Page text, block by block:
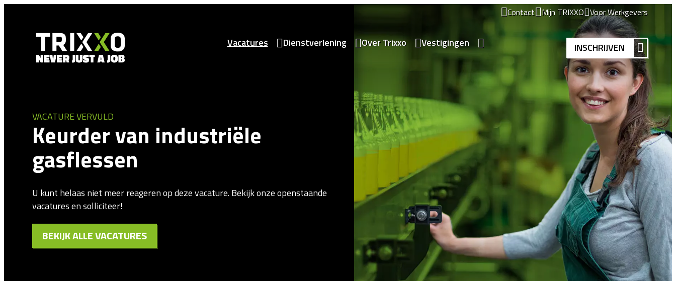
Contact Mijn TRIXXO Voor Werkgevers
Vacatures Dienstverlening Over Trixxo Vestigingen INSCHRIJVEN
VACATURE VERVULD
Keurder van industriële
gasflessen
U kunt helaas niet meer reageren op deze vacature. Bekijk onze openstaande
vacatures en solliciteer!
BEKIJK ALLE VACATURES